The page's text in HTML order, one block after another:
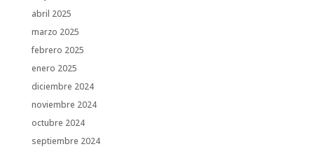
abril 2025
marzo 2025
febrero 2025
enero 2025
diciembre 2024
noviembre 2024
octubre 2024
septiembre 2024